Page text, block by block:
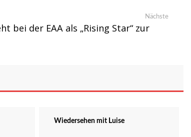
Nächste
bei der EAA als „Rising Star“ zur
Wiedersehen mit Luise